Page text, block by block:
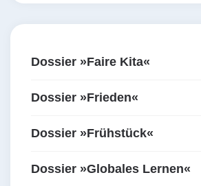
Dossier »Faire Kita«
Dossier »Frieden«
Dossier »Frühstück«
Dossier »Globales Lernen«